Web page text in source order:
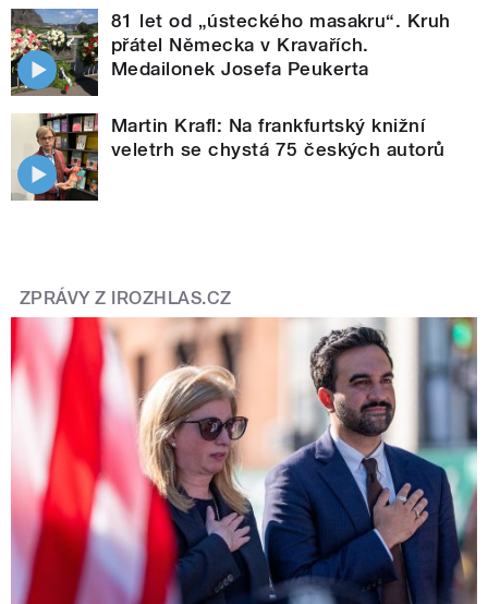
81 let od „ústeckého masakru“. Kruh
přátel Německa v Kravařích.
Medailonek Josefa Peukerta
Martin Krafl: Na frankfurtský knižní
veletrh se chystá 75 českých autorů
ZPRÁVY Z IROZHLAS.CZ